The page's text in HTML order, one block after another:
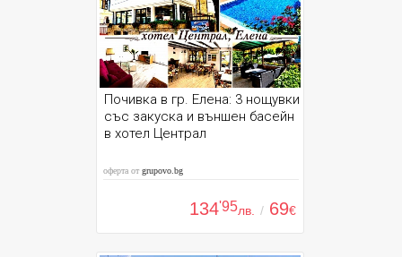
Почивка в гр. Елена: 3 нощувки
със закуска и външен басейн
в хотел Централ
оферта отgrupovo.bg
134'95лв. / 69€